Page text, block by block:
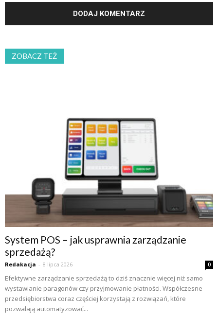
ZOBACZ TEŻ
System POS – jak usprawnia zarządzanie
sprzedażą?
Redakacja - 8 lipca 2026 0
Efektywne zarządzanie sprzedażą to dziś znacznie więcej niż samo
wystawianie paragonów czy przyjmowanie płatności. Współczesne
przedsiębiorstwa coraz częściej korzystają z rozwiązań, które
pozwalają automatyzować...